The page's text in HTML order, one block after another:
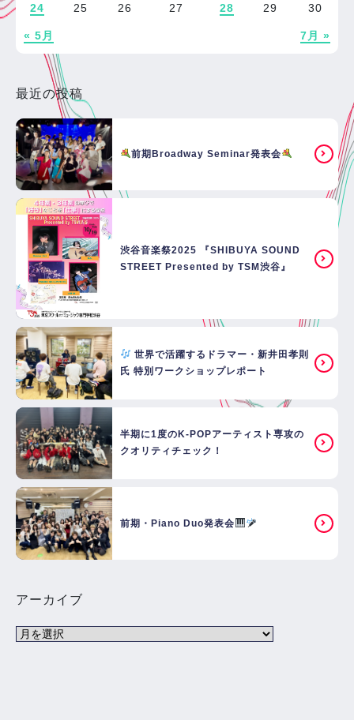
« 5月 7月 »
24
25 26 27 28 29 30
最近の投稿
前期Broadway Seminar発表会
渋谷音楽祭2025 『SHIBUYA SOUND
STREET Presented by TSM渋谷』
世界で活躍するドラマー・新井田孝則
氏 特別ワークショップレポート
半期に1度のK-POPアーティスト専攻の
クオリティチェック！
前期・Piano Duo発表会
アーカイブ